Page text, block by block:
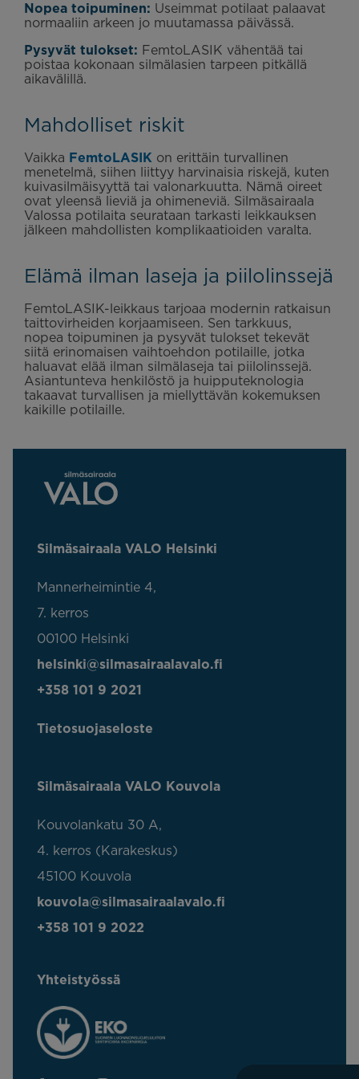
Nopea toipuminen: Useimmat potilaat palaavat
normaaliin arkeen jo muutamassa päivässä.
Pysyvät tulokset: FemtoLASIK vähentää tai
poistaa kokonaan silmälasien tarpeen pitkällä
aikavälillä.
Mahdolliset riskit
Vaikka FemtoLASIK on erittäin turvallinen
menetelmä, siihen liittyy harvinaisia riskejä, kuten
kuivasilmäisyyttä tai valonarkuutta. Nämä oireet
ovat yleensä lieviä ja ohimeneviä. Silmäsairaala
Valossa potilaita seurataan tarkasti leikkauksen
jälkeen mahdollisten komplikaatioiden varalta.
Elämä ilman laseja ja piilolinssejä
FemtoLASIK-leikkaus tarjoaa modernin ratkaisun
taittovirheiden korjaamiseen. Sen tarkkuus,
nopea toipuminen ja pysyvät tulokset tekevät
siitä erinomaisen vaihtoehdon potilaille, jotka
haluavat elää ilman silmälaseja tai piilolinssejä.
Asiantunteva henkilöstö ja huipputeknologia
takaavat turvallisen ja miellyttävän kokemuksen
kaikille potilaille.
Silmäsairaala VALO Helsinki
Mannerheimintie 4,
7. kerros
00100 Helsinki
helsinki@silmasairaalavalo.fi
+358 101 9 2021
Tietosuojaseloste
Silmäsairaala VALO Kouvola
Kouvolankatu 30 A,
4. kerros (Karakeskus)
45100 Kouvola
kouvola@silmasairaalavalo.fi
+358 101 9 2022
Yhteistyössä